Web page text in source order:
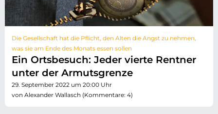
Die Gesellschaft hat die Pflicht, den Alten die Angst zu nehmen,
was sie am Ende des Monats essen sollen
Ein Ortsbesuch: Jeder vierte Rentner
unter der Armutsgrenze
29. September 2022 um 20:00 Uhr
von Alexander Wallasch (Kommentare: 4)